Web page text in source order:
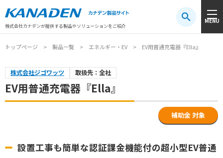
株式会社カナデンが提供する製品やソリューションをご紹介
MENU
注目キーワード#振動センサ#AGV #防爆#アシストスーツ
トップページ 製品一覧 エネルギー・EV EV用普通充電器『Ella』
株式会社ジゴワッツ 取扱先：全社
EV用普通充電器『Ella』
補助金 対象
設置工事も簡単な認証課金機能付の超小型EV普通